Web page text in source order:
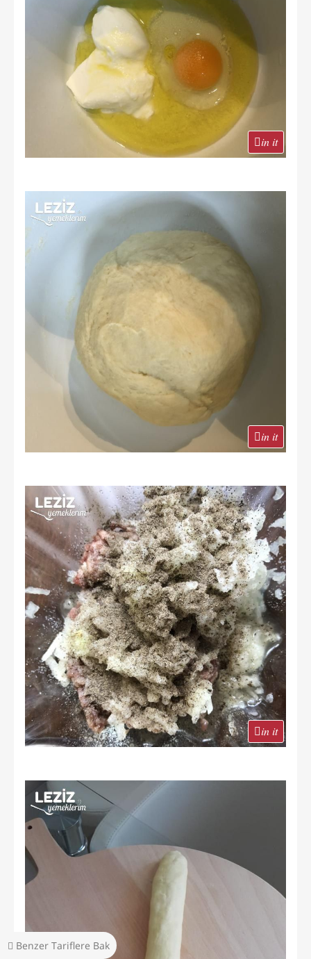
Benzer Tariflere Bak
in it
in it
in it